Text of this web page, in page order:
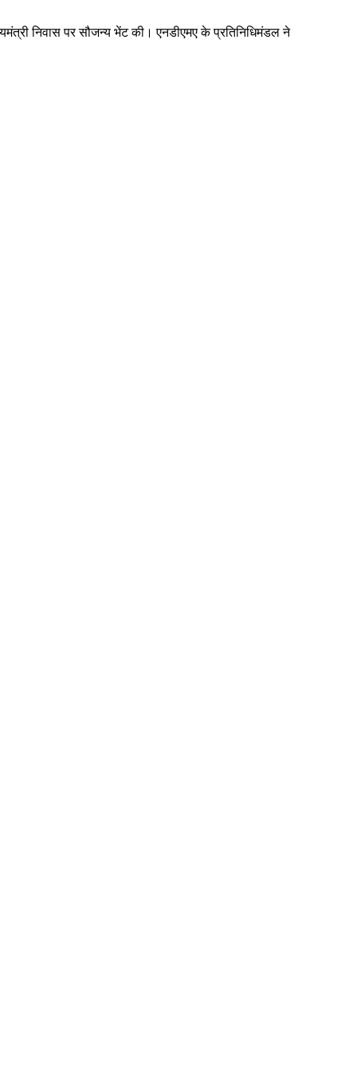
निवास पर सौजन्य भेंट की। एनडीएमए के प्रतिनिधिमंडल ने